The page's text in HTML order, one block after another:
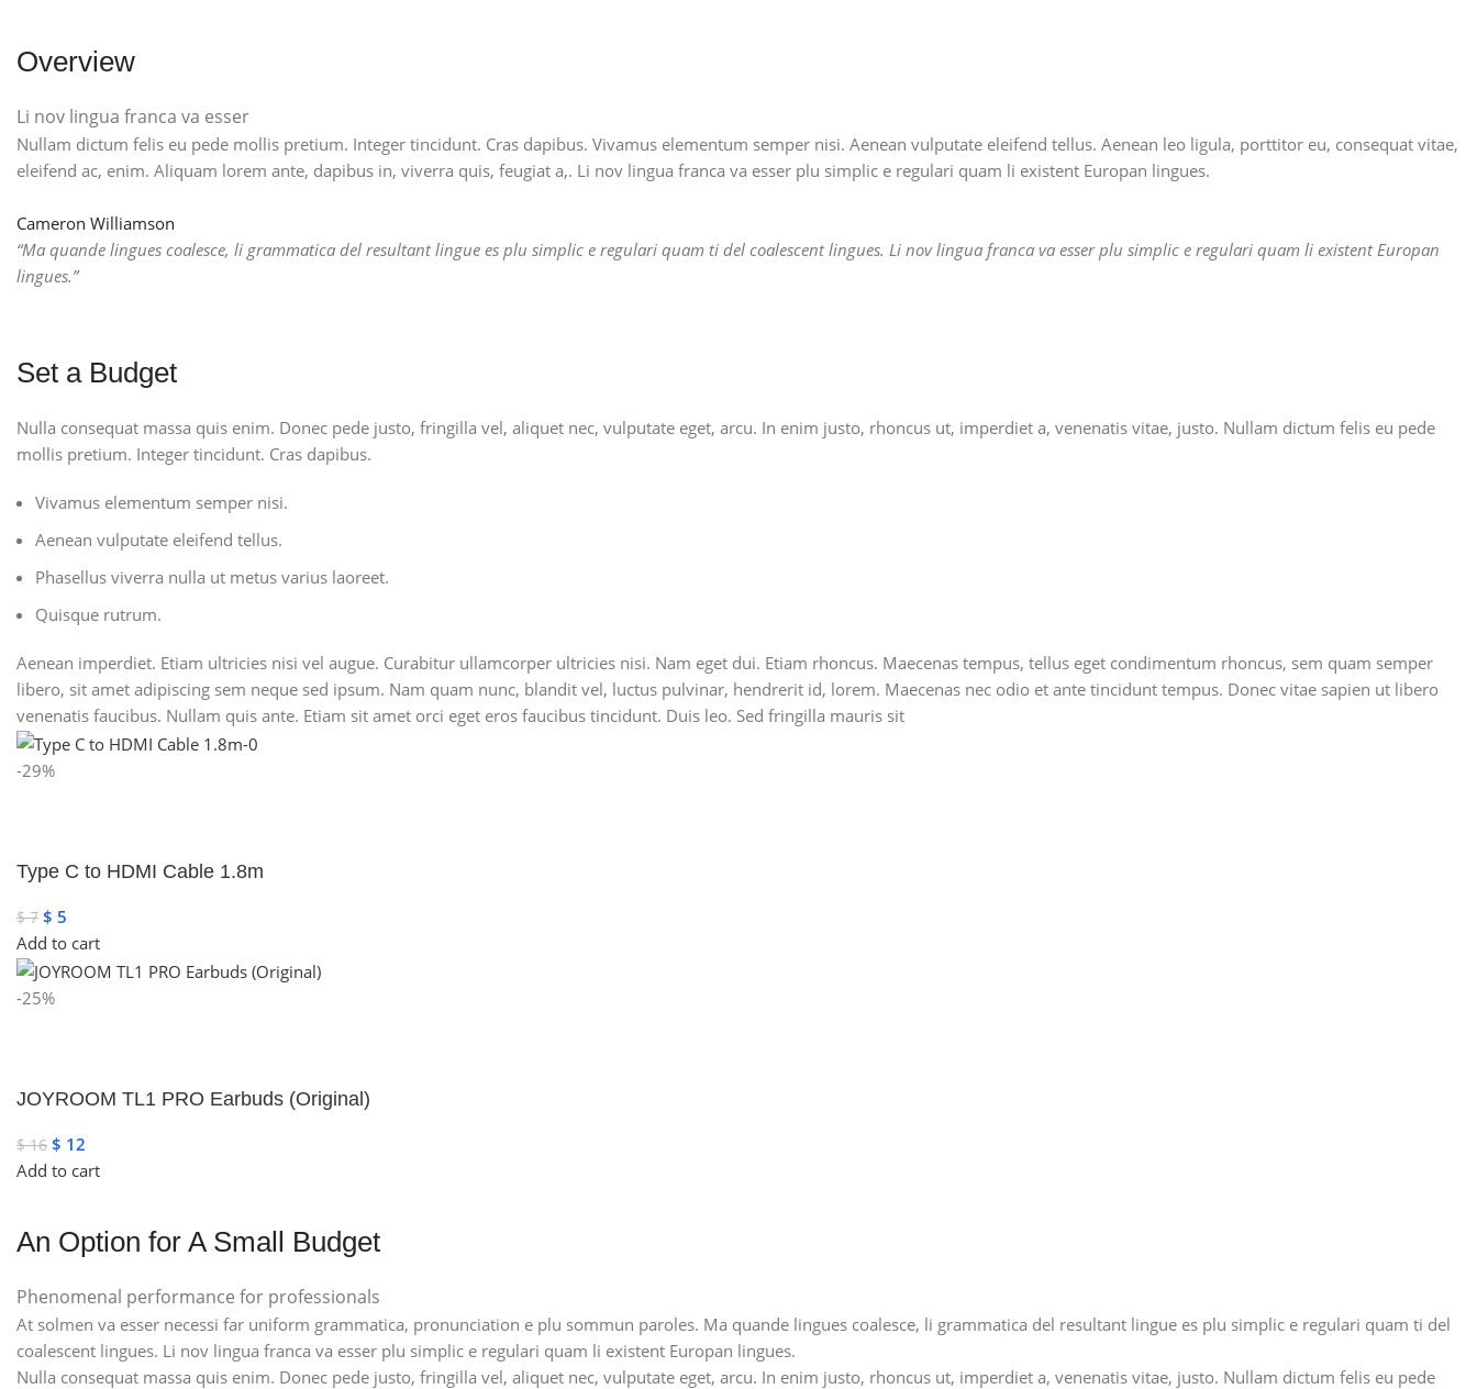
Overview
Li nov lingua franca va esser
Nullam dictum felis eu pede mollis pretium. Integer tincidunt. Cras dapibus. Vivamus elementum semper nisi. Aenean vulputate eleifend tellus. Aenean leo ligula, porttitor eu, consequat vitae,
eleifend ac, enim. Aliquam lorem ante, dapibus in, viverra quis, feugiat a,. Li nov lingua franca va esser plu simplic e regulari quam li existent Europan lingues.
Cameron Williamson
“Ma quande lingues coalesce, li grammatica del resultant lingue es plu simplic e regulari quam ti del coalescent lingues. Li nov lingua franca va esser plu simplic e regulari quam li existent Europan
lingues.”
Set a Budget
Nulla consequat massa quis enim. Donec pede justo, fringilla vel, aliquet nec, vulputate eget, arcu. In enim justo, rhoncus ut, imperdiet a, venenatis vitae, justo. Nullam dictum felis eu pede
mollis pretium. Integer tincidunt. Cras dapibus.
Vivamus elementum semper nisi.
Aenean vulputate eleifend tellus.
Phasellus viverra nulla ut metus varius laoreet.
Quisque rutrum.
Aenean imperdiet. Etiam ultricies nisi vel augue. Curabitur ullamcorper ultricies nisi. Nam eget dui. Etiam rhoncus. Maecenas tempus, tellus eget condimentum rhoncus, sem quam semper
libero, sit amet adipiscing sem neque sed ipsum. Nam quam nunc, blandit vel, luctus pulvinar, hendrerit id, lorem. Maecenas nec odio et ante tincidunt tempus. Donec vitae sapien ut libero
venenatis faucibus. Nullam quis ante. Etiam sit amet orci eget eros faucibus tincidunt. Duis leo. Sed fringilla mauris sit
-29%
Type C to HDMI Cable 1.8m
$7 $ 5
Add to cart
-25%
JOYROOM TL1 PRO Earbuds (Original)
$16 $ 12
Add to cart
An Option for A Small Budget
Phenomenal performance for professionals
At solmen va esser necessi far uniform grammatica, pronunciation e plu sommun paroles. Ma quande lingues coalesce, li grammatica del resultant lingue es plu simplic e regulari quam ti del
coalescent lingues. Li nov lingua franca va esser plu simplic e regulari quam li existent Europan lingues.
Nulla consequat massa quis enim. Donec pede justo, fringilla vel, aliquet nec, vulputate eget, arcu. In enim justo, rhoncus ut, imperdiet a, venenatis vitae, justo. Nullam dictum felis eu pede